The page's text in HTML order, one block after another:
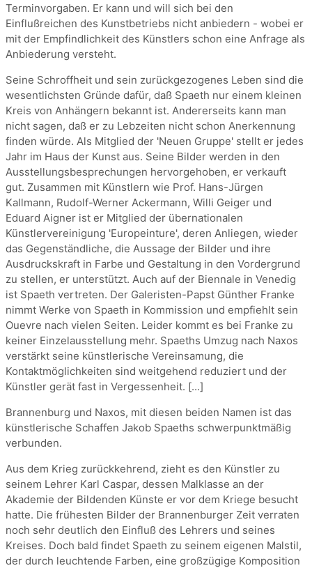
Terminvorgaben. Er kann und will sich bei den
Einflußreichen des Kunstbetriebs nicht anbiedern - wobei er
mit der Empfindlichkeit des Künstlers schon eine Anfrage als
Anbiederung versteht.
Seine Schroffheit und sein zurückgezogenes Leben sind die
wesentlichsten Gründe dafür, daß Spaeth nur einem kleinen
Kreis von Anhängern bekannt ist. Andererseits kann man
nicht sagen, daß er zu Lebzeiten nicht schon Anerkennung
finden würde. Als Mitglied der 'Neuen Gruppe' stellt er jedes
Jahr im Haus der Kunst aus. Seine Bilder werden in den
Ausstellungsbesprechungen hervorgehoben, er verkauft
gut. Zusammen mit Künstlern wie Prof. Hans-Jürgen
Kallmann, Rudolf-Werner Ackermann, Willi Geiger und
Eduard Aigner ist er Mitglied der übernationalen
Künstlervereinigung 'Europeinture', deren Anliegen, wieder
das Gegenständliche, die Aussage der Bilder und ihre
Ausdruckskraft in Farbe und Gestaltung in den Vordergrund
zu stellen, er unterstützt. Auch auf der Biennale in Venedig
ist Spaeth vertreten. Der Galeristen-Papst Günther Franke
nimmt Werke von Spaeth in Kommission und empfiehlt sein
Ouevre nach vielen Seiten. Leider kommt es bei Franke zu
keiner Einzelausstellung mehr. Spaeths Umzug nach Naxos
verstärkt seine künstlerische Vereinsamung, die
Kontaktmöglichkeiten sind weitgehend reduziert und der
Künstler gerät fast in Vergessenheit. [...]
Brannenburg und Naxos, mit diesen beiden Namen ist das
künstlerische Schaffen Jakob Spaeths schwerpunktmäßig
verbunden.
Aus dem Krieg zurückkehrend, zieht es den Künstler zu
seinem Lehrer Karl Caspar, dessen Malklasse an der
Akademie der Bildenden Künste er vor dem Kriege besucht
hatte. Die frühesten Bilder der Brannenburger Zeit verraten
noch sehr deutlich den Einfluß des Lehrers und seines
Kreises. Doch bald findet Spaeth zu seinem eigenen Malstil,
der durch leuchtende Farben, eine großzügige Komposition